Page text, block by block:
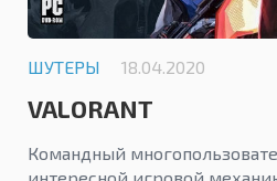
ШУТЕРЫ 18.04.2020
VALORANT
Командный